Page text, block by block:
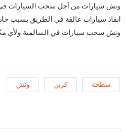
ونش سيارات من أجل سحب السيارات في
انقاذ سيارات عالقة في الطريق بسبب
ونش سحب سيارات في السالمية ولأي
سطحة كرين ونش